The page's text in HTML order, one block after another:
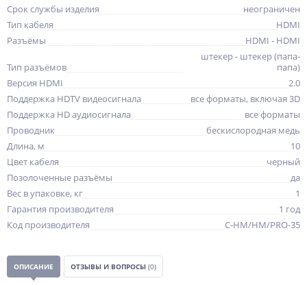
Срок службы изделия
неограничен
Тип кабеля
HDMI
Разъёмы
HDMI - HDMI
Тип разъёмов
штекер - штекер (папа-
папа)
Версия HDMI
2.0
Поддержка HDTV видеосигнала
все форматы, включая 3D
Поддержка HD аудиосигнала
все форматы
Проводник
бескислородная медь
Длина, м
10
Цвет кабеля
черный
Позолоченные разъёмы
да
Вес в упаковке, кг
1
Гарантия производителя
1 год
Код производителя
C-HM/HM/PRO-35
ОПИСАНИЕ ОТЗЫВЫ И ВОПРОСЫ (0)